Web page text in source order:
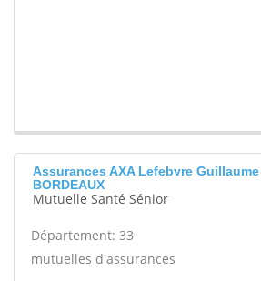
Assurances AXA Lefebvre
BORDEAUX
Mutuelle Santé Sénior
Département: 33
mutuelles d'assurances